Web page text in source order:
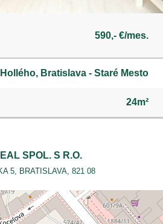
590,- €/mes.
Hollého, Bratislava - Staré Mesto
24m²
SPOL. S R.O.
5, BRATISLAVA, 821 08